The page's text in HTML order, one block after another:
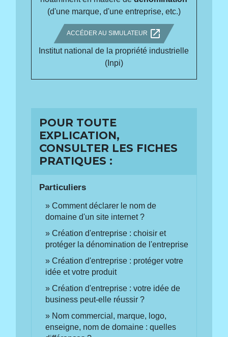
(d'une marque, d'une entreprise, etc.)
ACCÉDER AU SIMULATEUR open_in_new
Institut national de la propriété industrielle
(Inpi)
POUR TOUTE
EXPLICATION,
CONSULTER LES FICHES
PRATIQUES :
Particuliers
Comment déclarer le nom de
domaine d'un site internet ?
Création d'entreprise : choisir et
protéger la dénomination de l'entreprise
Création d'entreprise : protéger votre
idée et votre produit
Création d'entreprise : votre idée de
business peut-elle réussir ?
Nom commercial, marque, logo,
enseigne, nom de domaine : quelles